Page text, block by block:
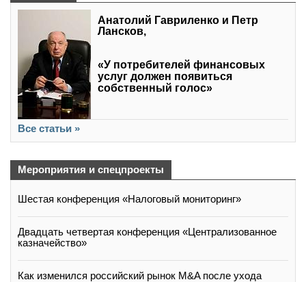
Анатолий Гавриленко и Петр
Лансков,
«У потребителей финансовых
услуг должен появиться
собственный голос»
Все статьи »
Мероприятия и спецпроекты
Шестая конференция «Налоговый мониторинг»
Двадцать четвертая конференция «Централизованное
казначейство»
Как изменился российский рынок M&A после ухода